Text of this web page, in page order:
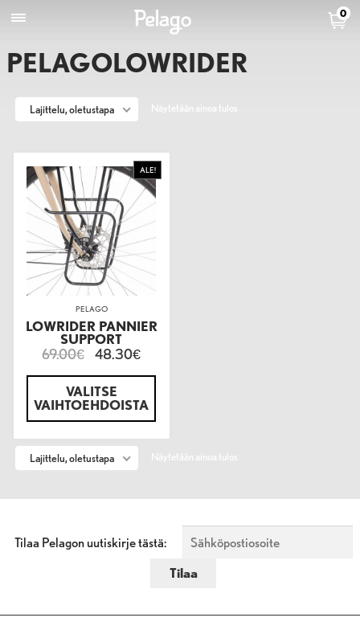
0
PELAGOLOWRIDER
Lajittelu, oletustapa Näytetään ainoa tulos
PELAGO
LOWRIDER PANNIER
SUPPORT
ALE!
69.00€ 48.30€
VALITSE
VAIHTOEHDOISTA
Lajittelu, oletustapa Näytetään ainoa tulos
Tilaa Pelagon uutiskirje tästä: